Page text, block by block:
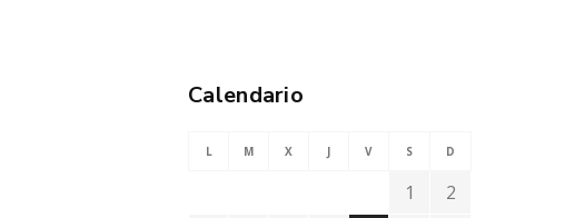
Calendario
L M X J V S D
1
2